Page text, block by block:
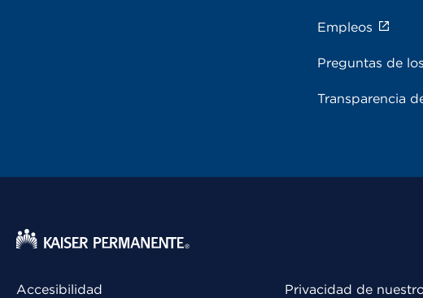
Empleos
Preguntas de
Transparencia
Accesibilidad Privacidad de